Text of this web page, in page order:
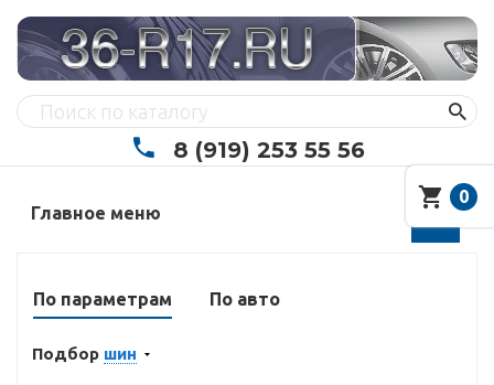
8 (919) 253 55 56
Главное меню
По параметрам По авто
Подбор шин
0